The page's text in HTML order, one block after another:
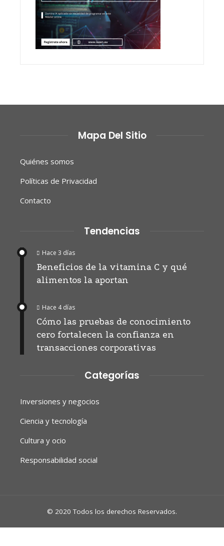
Mapa Del Sitio
Quiénes somos
Políticas de Privacidad
Contacto
Tendencias
Hace 3 días
Beneficios de la vitamina C y qué
alimentos la aportan
Hace 4 días
Cómo las pruebas de conocimiento
cero fortalecen la confianza en
transacciones corporativas
Categorías
Inversiones y negocios
Ciencia y tecnología
Cultura y ocio
Responsabilidad social
© 2020 Todos los derechos Reservados.